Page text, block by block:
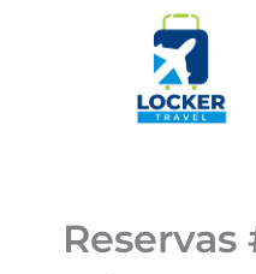
Reservas